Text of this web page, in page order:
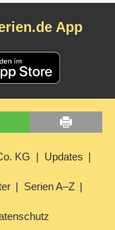
App
KG Updates
Serien A–Z